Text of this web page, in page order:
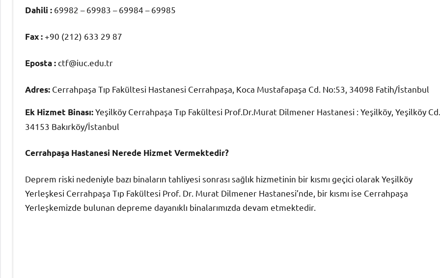
Dahili : 69982 – 69983 – 69984 – 69985
Fax : +90 (212) 633 29 87
Eposta :ctf@iuc.edu.tr
Adres: Cerrahpaşa Tıp Fakültesi Hastanesi Cerrahpaşa, Koca Mustafapaşa Cd. No:53, 34098 Fatih/İstanbul
Ek Hizmet Binası:Yeşilköy Cerrahpaşa Tıp Fakültesi Prof.Dr.Murat Dilmener Hastanesi : Yeşilköy, Yeşilköy Cd.,
34153 Bakırköy/İstanbul
Cerrahpaşa Hastanesi Nerede Hizmet Vermektedir?
Deprem riski nedeniyle bazı binaların tahliyesi sonrası sağlık hizmetinin bir kısmı geçici olarak Yeşilköy
Yerleşkesi Cerrahpaşa Tıp Fakültesi Prof. Dr. Murat Dilmener Hastanesi’nde, bir kısmı ise Cerrahpaşa
Yerleşkemizde bulunan depreme dayanıklı binalarımızda devam etmektedir.